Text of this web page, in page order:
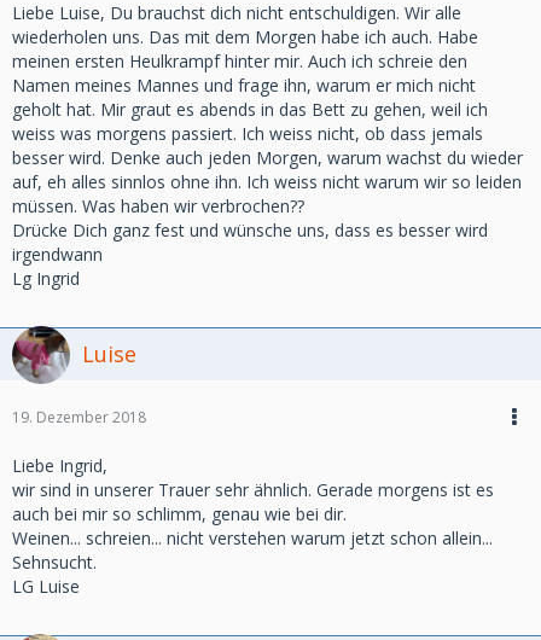
Liebe Luise, Du brauchst dich nicht entschuldigen. Wir alle
wiederholen uns. Das mit dem Morgen habe ich auch. Habe
meinen ersten Heulkrampf hinter mir. Auch ich schreie den
Namen meines Mannes und frage ihn, warum er mich nicht
geholt hat. Mir graut es abends in das Bett zu gehen, weil ich
weiss was morgens passiert. Ich weiss nicht, ob dass jemals
besser wird. Denke auch jeden Morgen, warum wachst du wieder
auf, eh alles sinnlos ohne ihn. Ich weiss nicht warum wir so leiden
müssen. Was haben wir verbrochen??
Drücke Dich ganz fest und wünsche uns, dass es besser wird
irgendwann
Lg Ingrid
Luise
19. Dezember 2018
Liebe Ingrid,
wir sind in unserer Trauer sehr ähnlich. Gerade morgens ist es
auch bei mir so schlimm, genau wie bei dir.
Weinen... schreien... nicht verstehen warum jetzt schon allein...
Sehnsucht.
LG Luise